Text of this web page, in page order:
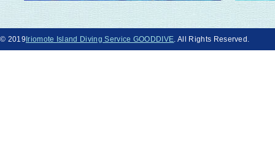
© 2019Iriomote Island Diving Service GOODDIVE . All Rights Reserved.